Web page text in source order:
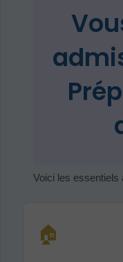
Voici les essentiels
🏠